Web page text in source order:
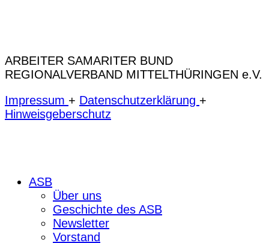
ARBEITER SAMARITER BUND
REGIONALVERBAND MITTELTHÜRINGEN e.V.
Impressum + Datenschutzerklärung +
Hinweisgeberschutz
ASB
Über uns
Geschichte des ASB
Newsletter
Vorstand